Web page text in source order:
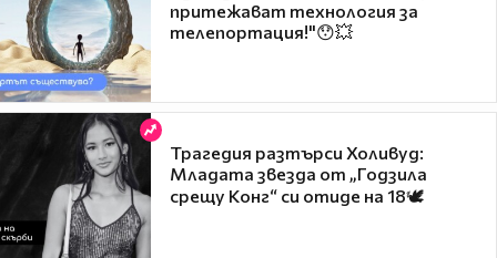
притежават технология за
телепортация!"😯💥
Трагедия разтърси Холивуд:
Младата звезда от „Годзила
срещу Конг“ си отиде на 18🕊️